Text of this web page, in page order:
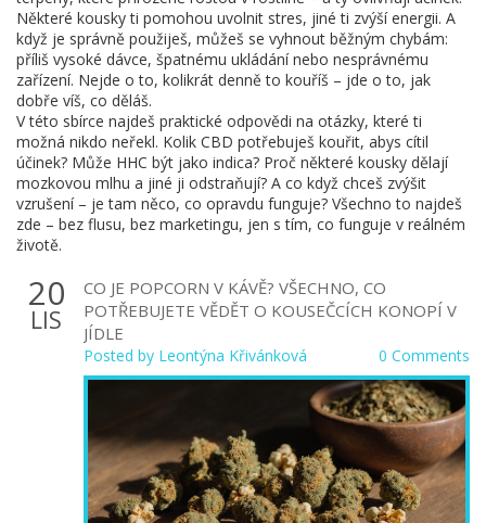
Některé kousky ti pomohou uvolnit stres, jiné ti zvýší energii. A
když je správně použiješ, můžeš se vyhnout běžným chybám:
příliš vysoké dávce, špatnému ukládání nebo nesprávnému
zařízení. Nejde o to, kolikrát denně to kouříš – jde o to, jak
dobře víš, co děláš.
V této sbírce najdeš praktické odpovědi na otázky, které ti
možná nikdo neřekl. Kolik CBD potřebuješ kouřit, abys cítil
účinek? Může HHC být jako indica? Proč některé kousky dělají
mozkovou mlhu a jiné ji odstraňují? A co když chceš zvýšit
vzrušení – je tam něco, co opravdu funguje? Všechno to najdeš
zde – bez flusu, bez marketingu, jen s tím, co funguje v reálném
životě.
20
LIS
CO JE POPCORN V KÁVĚ? VŠECHNO, CO
POTŘEBUJETE VĚDĚT O KOUSEČCÍCH KONOPÍ V
JÍDLE
Posted by Leontýna Křivánková 0 Comments